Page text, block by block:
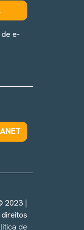
e-
2023 |
de